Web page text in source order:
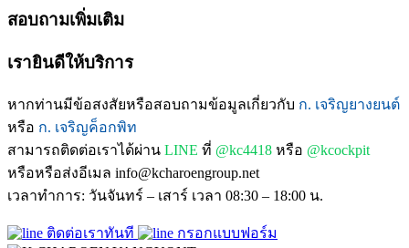
สอบถามเพิ่มเติม
เรายินดีให้บริการ
หากท่านมีข้อสงสัยหรือสอบถามข้อมูลเกี่ยวกับ ก. เจริญยางยนต์
หรือ ก. เจริญค็อกพิท
สามารถติดต่อเราได้ผ่าน LINE ที่ @kc4418 หรือ @kcockpit
หรือหรือส่งอีเมล info@kcharoengroup.net
เวลาทำการ: วันจันทร์ – เสาร์ เวลา 08:30 – 18:00 น.
ติดต่อเราทันที กรอกแบบฟอร์ม